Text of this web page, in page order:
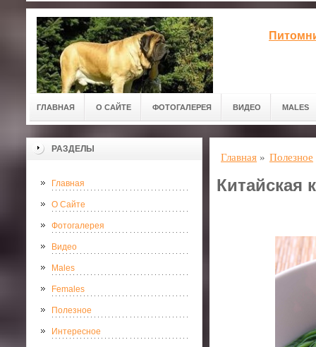
ГЛАВНАЯ О САЙТЕ ФОТОГАЛЕРЕЯ ВИДЕО MALES
РАЗДЕЛЫ
Главная
О Сайте
Фотогалерея
Видео
Males
Females
Полезное
Интересное
Главная » Полезное
Китайская